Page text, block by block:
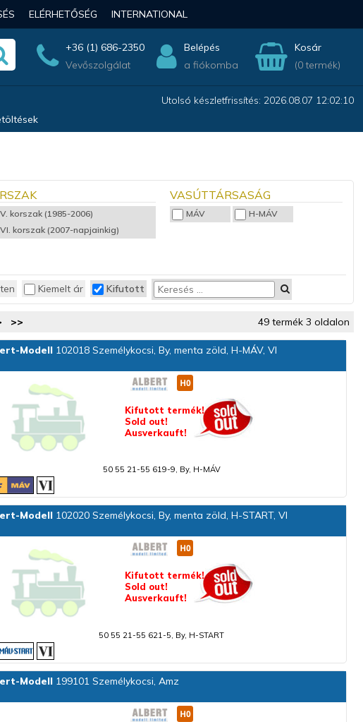
ELÉRHETŐSÉG INTERNATIONAL
+36 (1) 686-2350
Vevőszolgálat
Belépés
a fiókomba
Kosár
(0 termék)
Utolsó készletfrissítés: 2026.08.07 12:02:10
V. korszak (1985-2006)
VI. korszak (2007-napjainkig)
VASÚTTÁRSASÁG
MÁV H-MÁV
Kiemelt ár Kifutott
>> 49 termék 3 oldalon
Modell102018 Személykocsi, By, menta zöld, H-MÁV, VI
Kifutott termék!
Sold out!
Ausverkauft!
50 55 21-55 619-9, By, H-MÁV
Modell102020 Személykocsi, By, menta zöld, H-START, VI
Kifutott termék!
Sold out!
Ausverkauft!
50 55 21-55 621-5, By, H-START
Modell199101 Személykocsi, Amz